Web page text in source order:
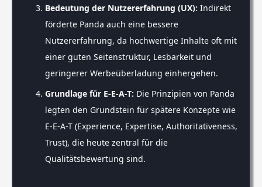
Bedeutung der Nutzererfahrung (UX): Indirekt
förderte Panda auch eine bessere
Nutzererfahrung, da hochwertige Inhalte oft mit
einer guten Seitenstruktur, Lesbarkeit und
geringerer Werbeüberladung einhergehen.
Grundlage für E-E-A-T: Die Prinzipien von Panda
legten den Grundstein für spätere Konzepte wie
E-E-A-T (Experience, Expertise, Authoritativeness,
Trust), die heute zentral für die
Qualitätsbewertung sind.